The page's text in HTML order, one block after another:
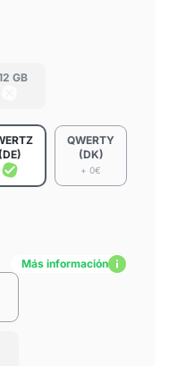
GB
(DE)
QWERTY
(DK)
+ 0€
Más información